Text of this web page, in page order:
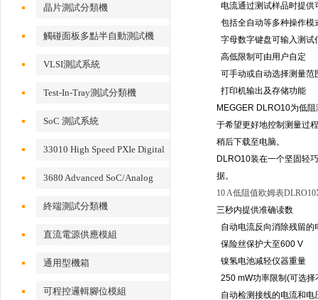
晶片測試分類機
觸碰面板多點半自動測試機
VLSI測試系統
Test-In-Tray測試分類機
SoC 測試系統
33010 High Speed PXIe Digital
3680 Advanced SoC/Analog
Test System
終端測試分類機
直流電源供應模組
通用型機箱
可程控邏輯腳位模組
电流通过测试样品时提供
包括全自动等多种操作模
字母数字键盘可输入测试
高低限制可由用户自定
可手动或自动选择测量范
打印机输出及存储功能
MEGGER DLRO10为低
于希望更好地控制测量过
稍后下载至电脑。
DLRO10装在一个坚固轻
据。
10 A低阻值欧姆表
三秒内提供准确读数
自动电流反向消除残留的
保险丝保护大至600 V
镍氢电池减轻仪器重量
250 mW功率限制(可选
自动检测接线的电流和电